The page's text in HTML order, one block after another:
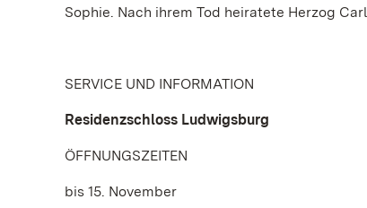
Sophie. Nach ihrem Tod heiratete Herzog
SERVICE UND INFORMATION
Residenzschloss Ludwigsburg
ÖFFNUNGSZEITEN
bis 15. November